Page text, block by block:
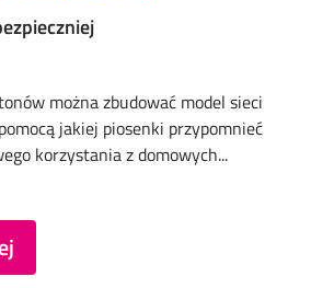
można zbudować model sieci
jakiej piosenki przypomnieć
korzystania z domowych...